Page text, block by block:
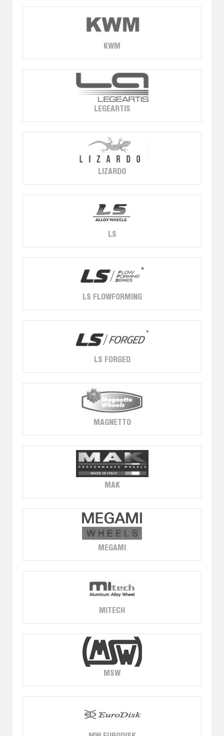
KWM
LEGEARTIS
LIZARDO
LS
LS FLOWFORMING
LS FORGED
MAGNETTO
MAK
MEGAMI
MITECH
MSW